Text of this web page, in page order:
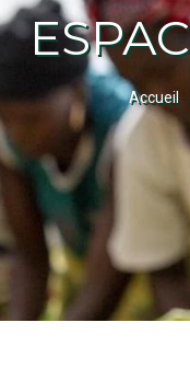
FIL
D'ARIANE
Accueil